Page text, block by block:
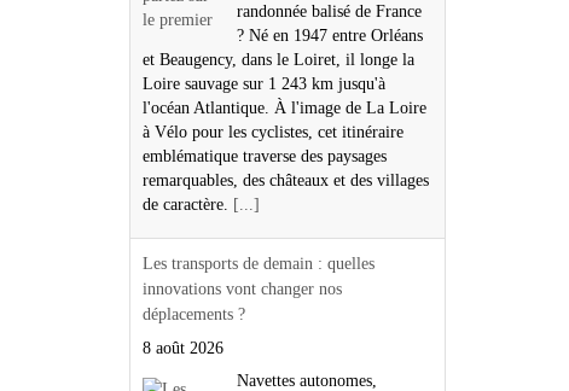
randonnée balisé de France
? Né en 1947 entre Orléans
et Beaugency, dans le Loiret, il longe la
Loire sauvage sur 1 243 km jusqu'à
l'océan Atlantique. À l'image de La Loire
à Vélo pour les cyclistes, cet itinéraire
emblématique traverse des paysages
remarquables, des châteaux et des villages
de caractère.
[...]
Les transports de demain : quelles
innovations vont changer nos
déplacements ?
8 août 2026
Navettes autonomes,